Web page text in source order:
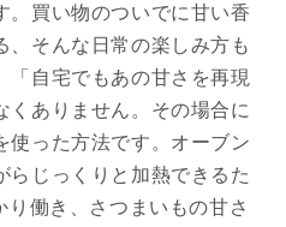
。買い物のついでに甘い香
、そんな日常の楽しみ方も
「自宅でもあの甘さを再現
くありません。その場合に
使った方法です。オーブン
らじっくりと加熱できるた
働き、さつまいもの甘さ